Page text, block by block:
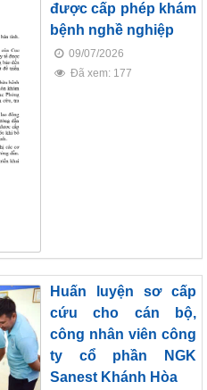
được cấp phép khám
bệnh nghề nghiệp
09/07/2026
Đã xem: 177
Huấn luyện sơ cấp
cứu cho cán bộ,
công nhân viên công
ty cổ phần NGK
Sanest Khánh Hòa